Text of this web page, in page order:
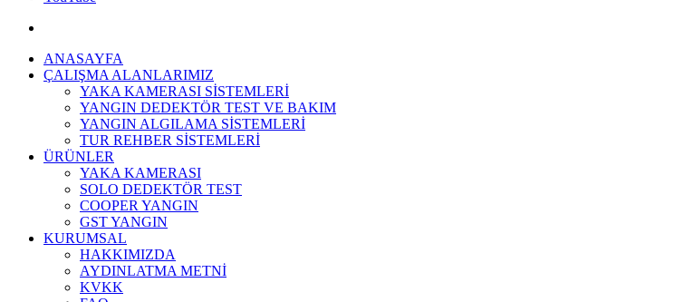
ANASAYFA
ÇALIŞMA ALANLARIMIZ
YAKA KAMERASI SİSTEMLERİ
YANGIN DEDEKTÖR TEST VE BAKIM
YANGIN ALGILAMA SİSTEMLERİ
TUR REHBER SİSTEMLERİ
ÜRÜNLER
YAKA KAMERASI
SOLO DEDEKTÖR TEST
COOPER YANGIN
GST YANGIN
KURUMSAL
HAKKIMIZDA
AYDINLATMA METNİ
KVKK